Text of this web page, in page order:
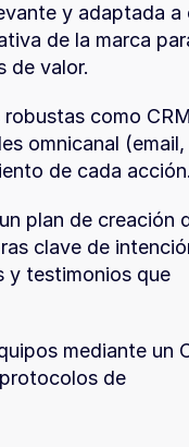
y adaptada a
de la marca
de valor.
robustas como
omnicanal (email,
de cada acción.
plan de creación
clave de
y testimonios que
mediante un
de